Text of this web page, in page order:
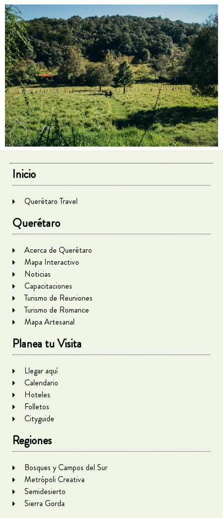
Inicio
Querétaro Travel
Querétaro
Acerca de Querétaro
Mapa Interactivo
Noticias
Capacitaciones
Turismo de Reuniones
Turismo de Romance
Mapa Artesanal
Planea tu Visita
Llegar aquí
Calendario
Hoteles
Folletos
Cityguide
Regiones
Bosques y Campos del Sur
Metrópoli Creativa
Semidesierto
Sierra Gorda